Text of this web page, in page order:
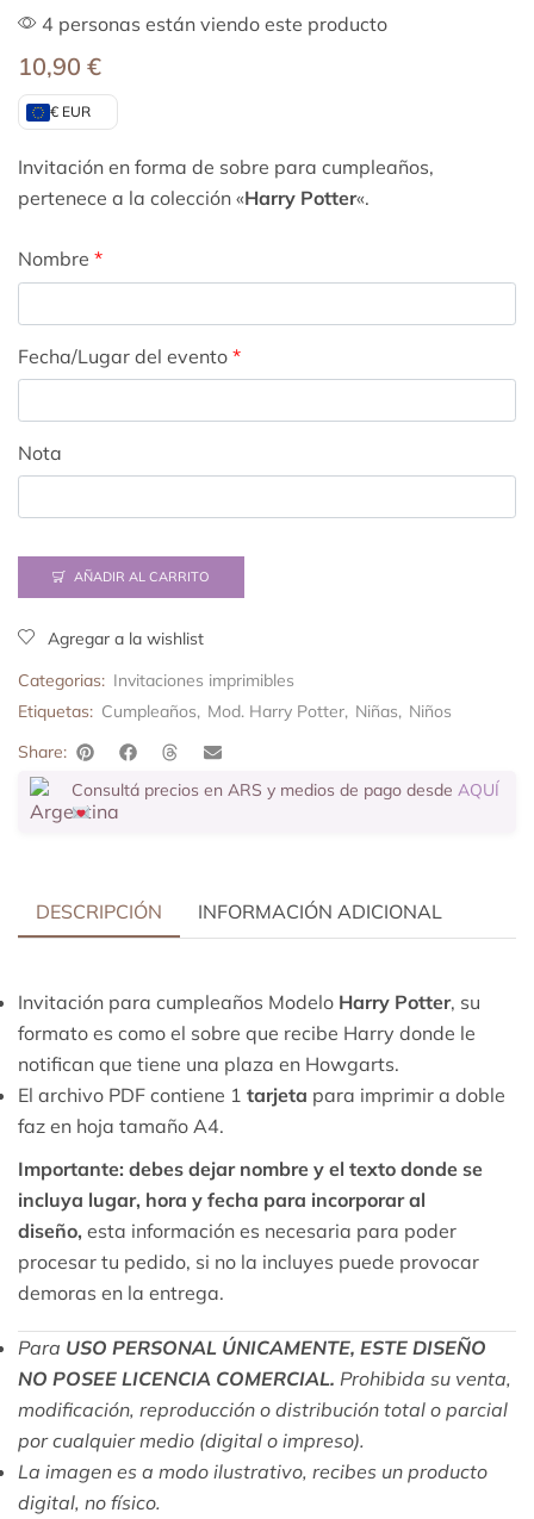
4 personas están viendo este producto
10,90 €
€ EUR
Invitación en forma de sobre para cumpleaños,
pertenece a la colección «Harry Potter«.
Nombre *
Fecha/Lugar del evento *
Nota
AÑADIR AL CARRITO
Agregar a la wishlist
Categorias: Invitaciones imprimibles
Etiquetas: Cumpleaños, Mod. Harry Potter, Niñas, Niños
Share:
Consultá precios en ARS y medios de pago desde AQUÍ
DESCRIPCIÓN INFORMACIÓN ADICIONAL
Invitación para cumpleaños Modelo Harry Potter, su
formato es como el sobre que recibe Harry donde le
notifican que tiene una plaza en Howgarts.
El archivo PDF contiene 1 tarjeta para imprimir a doble
faz en hoja tamaño A4.
Importante: debes dejar nombre y el texto donde se
incluya lugar, hora y fecha para incorporar al
diseño, esta información es necesaria para poder
procesar tu pedido, si no la incluyes puede provocar
demoras en la entrega.
Para USO PERSONAL ÚNICAMENTE, ESTE DISEÑO
NO POSEE LICENCIA COMERCIAL. Prohibida su venta,
modificación, reproducción o distribución total o parcial
por cualquier medio (digital o impreso).
La imagen es a modo ilustrativo, recibes un producto
digital, no físico.